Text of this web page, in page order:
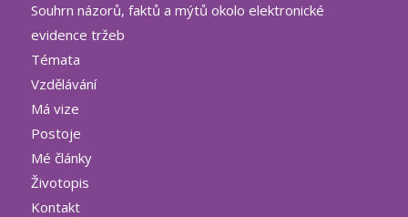
Souhrn názorů, faktů a mýtů okolo elektronické
evidence tržeb
Témata
Vzdělávání
Má vize
Postoje
Mé články
Životopis
Kontakt